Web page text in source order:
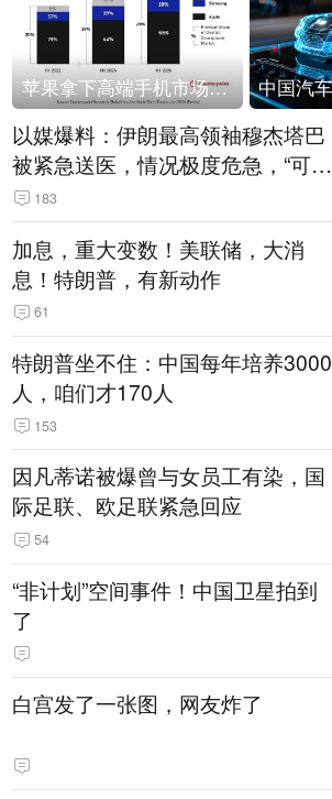
苹果拿下高端手机市场65%的份额：iPhone 17系列功不可没
以媒爆料：伊朗最高领袖穆杰塔巴
被紧急送医，情况极度危急，“可能
随时会死去”
183
加息，重大变数！美联储，大消
息！特朗普，有新动作
61
特朗普坐不住：中国每年培养3000
人，咱们才170人
153
因凡蒂诺被爆曾与女员工有染，国
际足联、欧足联紧急回应
54
“非计划”空间事件！中国卫星拍到
了
白宫发了一张图，网友炸了